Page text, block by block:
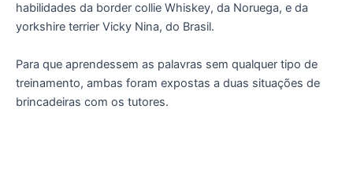
habilidades da border collie Whiskey, da Noruega, e da
yorkshire terrier Vicky Nina, do Brasil.
Para que aprendessem as palavras sem qualquer tipo de
treinamento, ambas foram expostas a duas situações de
brincadeiras com os tutores.